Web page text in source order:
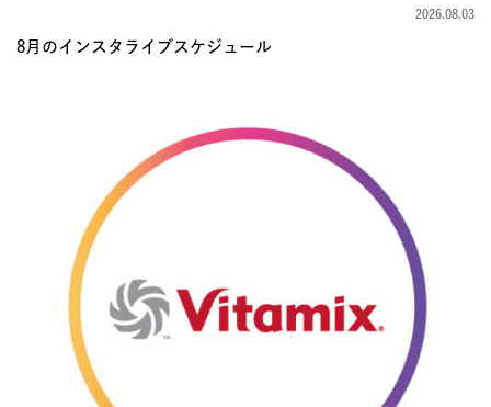
オンラインストア
JOURNAL
2026.08.03
8月のインスタライブスケジュール